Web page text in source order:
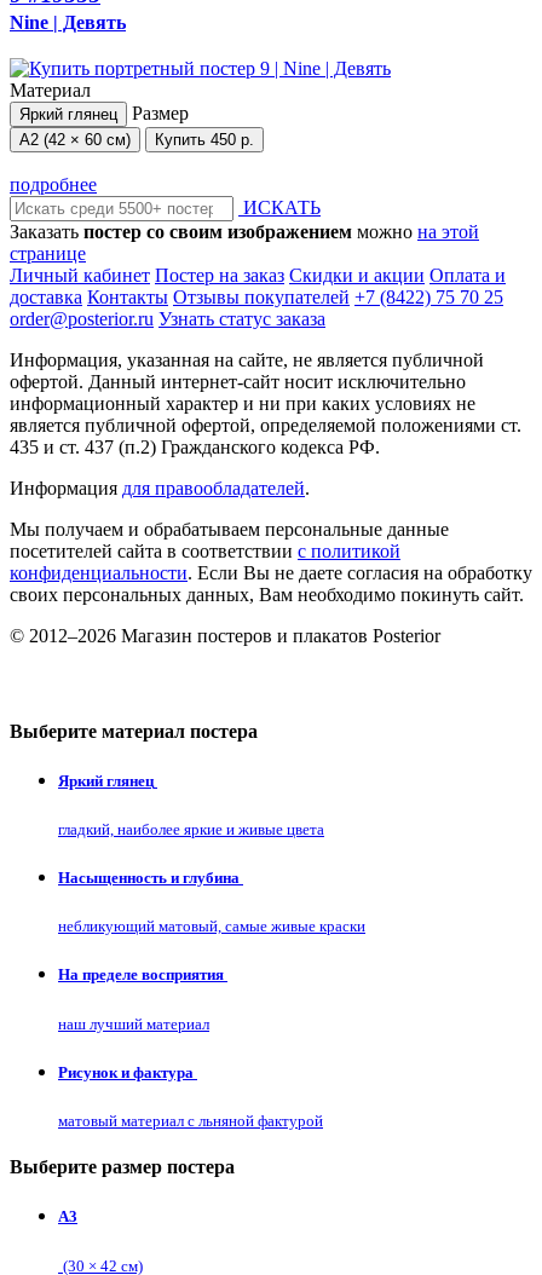
Nine | Девять
Материал
Яркий глянец Размер
А2 (42 × 60 см) Купить 450 р.
подробнее
ИСКАТЬ
Заказать постер со своим изображением можно на этой
странице
Личный кабинет Постер на заказ Скидки и акции Оплата и
доставка Контакты Отзывы покупателей +7 (8422) 75 70 25
order@posterior.ru Узнать статус заказа
Информация, указанная на сайте, не является публичной
офертой. Данный интернет-сайт носит исключительно
информационный характер и ни при каких условиях не
является публичной офертой, определяемой положениями ст.
435 и ст. 437 (п.2) Гражданского кодекса РФ.
Информация для правообладателей.
Мы получаем и обрабатываем персональные данные
посетителей сайта в соответствии с политикой
конфиденциальности. Если Вы не даете согласия на обработку
своих персональных данных, Вам необходимо покинуть сайт.
© 2012–2026 Магазин постеров и плакатов Posterior
Выберите материал постера
Яркий глянец
гладкий, наиболее яркие и живые цвета
Насыщенность и глубина
небликующий матовый, самые живые краски
На пределе восприятия
наш лучший материал
Рисунок и фактура
матовый материал с льняной фактурой
Выберите размер постера
А3
(30 × 42 см)